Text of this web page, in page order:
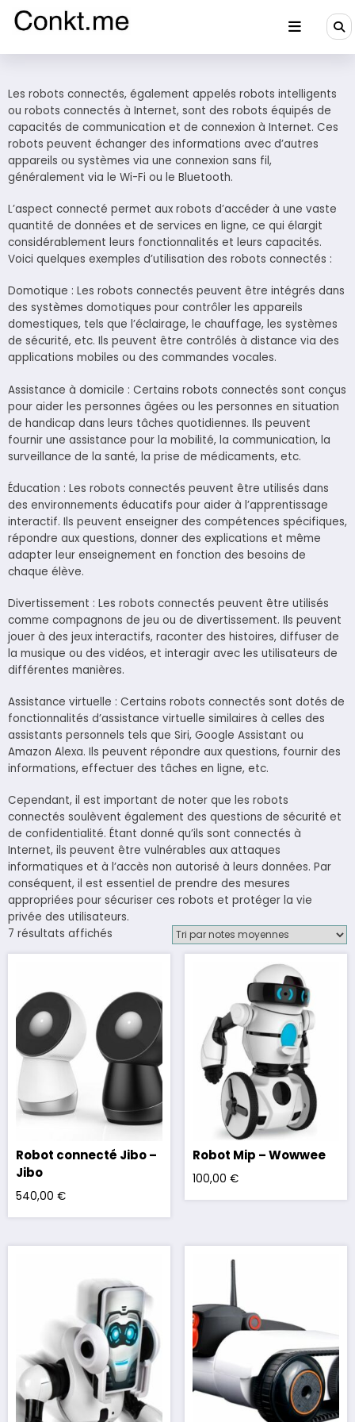
Conkt.me
Les robots connectés, également appelés robots intelligents
ou robots connectés à Internet, sont des robots équipés de
capacités de communication et de connexion à Internet. Ces
robots peuvent échanger des informations avec d’autres
appareils ou systèmes via une connexion sans fil,
généralement via le Wi-Fi ou le Bluetooth.
L’aspect connecté permet aux robots d’accéder à une vaste
quantité de données et de services en ligne, ce qui élargit
considérablement leurs fonctionnalités et leurs capacités.
Voici quelques exemples d’utilisation des robots connectés :
Domotique : Les robots connectés peuvent être intégrés dans
des systèmes domotiques pour contrôler les appareils
domestiques, tels que l’éclairage, le chauffage, les systèmes
de sécurité, etc. Ils peuvent être contrôlés à distance via des
applications mobiles ou des commandes vocales.
Assistance à domicile : Certains robots connectés sont conçus
pour aider les personnes âgées ou les personnes en situation
de handicap dans leurs tâches quotidiennes. Ils peuvent
fournir une assistance pour la mobilité, la communication, la
surveillance de la santé, la prise de médicaments, etc.
Éducation : Les robots connectés peuvent être utilisés dans
des environnements éducatifs pour aider à l’apprentissage
interactif. Ils peuvent enseigner des compétences spécifiques,
répondre aux questions, donner des explications et même
adapter leur enseignement en fonction des besoins de
chaque élève.
Divertissement : Les robots connectés peuvent être utilisés
comme compagnons de jeu ou de divertissement. Ils peuvent
jouer à des jeux interactifs, raconter des histoires, diffuser de
la musique ou des vidéos, et interagir avec les utilisateurs de
différentes manières.
Assistance virtuelle : Certains robots connectés sont dotés de
fonctionnalités d’assistance virtuelle similaires à celles des
assistants personnels tels que Siri, Google Assistant ou
Amazon Alexa. Ils peuvent répondre aux questions, fournir des
informations, effectuer des tâches en ligne, etc.
Cependant, il est important de noter que les robots
connectés soulèvent également des questions de sécurité et
de confidentialité. Étant donné qu’ils sont connectés à
Internet, ils peuvent être vulnérables aux attaques
informatiques et à l’accès non autorisé à leurs données. Par
conséquent, il est essentiel de prendre des mesures
appropriées pour sécuriser ces robots et protéger la vie
privée des utilisateurs.
7 résultats affichés
Robot connecté Jibo –
Jibo
540,00 €
Robot Mip – Wowwee
100,00 €